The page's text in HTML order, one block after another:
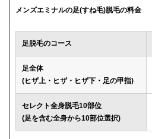
メンズエミナルの足(すね毛)脱毛の料金
足脱毛のコース
足全体
(ヒザ上・ヒザ・ヒザ下・足の甲指)
セレクト全身脱毛10部位
(足を含む全身から10部位選択)